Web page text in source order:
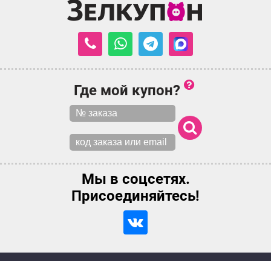
Где мой купон?
Мы в соцсетях.
Присоединяйтесь!